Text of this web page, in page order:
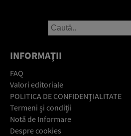
INFORMAŢII
FAQ
Valori editoriale
POLITICA DE CONFIDENŢIALITATE
Termeni şi condiţii
Notă de Informare
Despre cookies